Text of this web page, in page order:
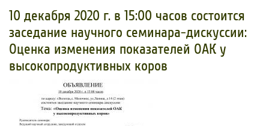
10 декабря 2020 г. в 15:00 часов состоится
заседание научного семинара-дискуссии:
Оценка изменения показателей ОАК у
высокопродуктивных коров